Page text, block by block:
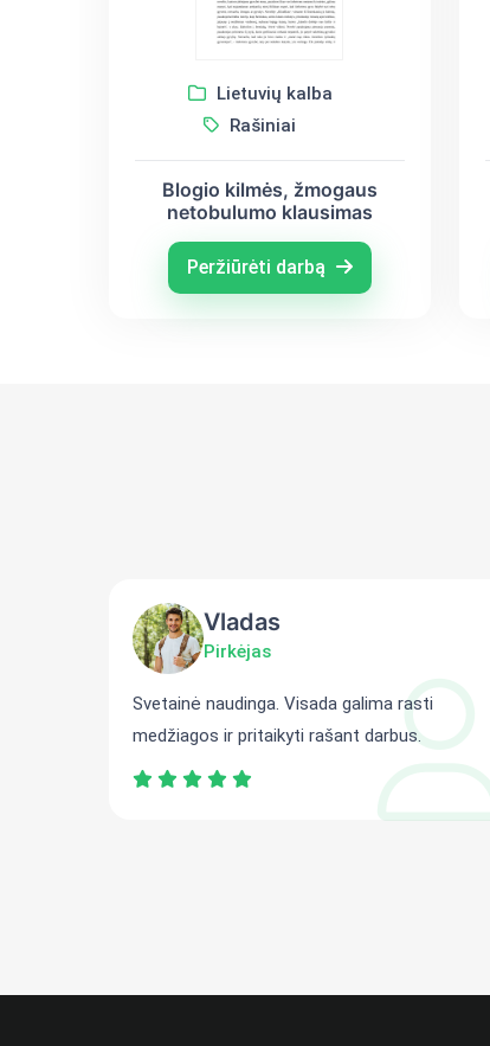
Lietuvių kalba
Rašiniai
Blogio kilmės, žmogaus
netobulumo klausimas
Peržiūrėti darbą
Vladas
Pirkėjas
Svetainė naudinga. Visada galima rasti
medžiagos ir pritaikyti rašant darbus.